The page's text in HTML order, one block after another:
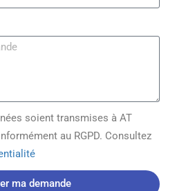
soient transmises à AT
au RGPD. Consultez
ma demande